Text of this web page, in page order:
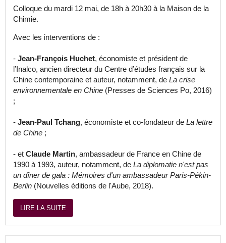
Colloque du mardi 12 mai, de 18h à 20h30 à la Maison de la
Chimie.
Avec les interventions de :
- Jean-François Huchet, économiste et président de
l’Inalco, ancien directeur du Centre d’études français sur la
Chine contemporaine et auteur, notamment, de La crise
environnementale en Chine (Presses de Sciences Po, 2016)
;
- Jean-Paul Tchang, économiste et co-fondateur de La lettre
de Chine ;
- et Claude Martin, ambassadeur de France en Chine de
1990 à 1993, auteur, notamment, de La diplomatie n'est pas
un dîner de gala : Mémoires d'un ambassadeur Paris-Pékin-
Berlin (Nouvelles éditions de l'Aube, 2018).
LIRE LA SUITE